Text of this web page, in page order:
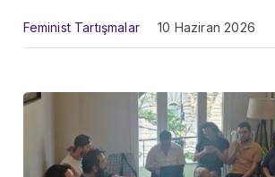
Feminist Tartışmalar 10 Haziran 2026